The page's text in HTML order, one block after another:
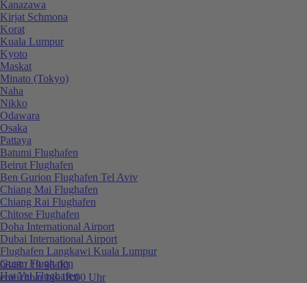
0848 / 19 96 00
erreichbar bis 18:00 Uhr
Kanazawa
Kirjat Schmona
Korat
Kuala Lumpur
Kyoto
Maskat
Minato (Tokyo)
Naha
Nikko
Odawara
Osaka
Pattaya
Batumi Flughafen
Beirut Flughafen
Ben Gurion Flughafen Tel Aviv
Chiang Mai Flughafen
Chiang Rai Flughafen
Chitose Flughafen
Doha International Airport
Dubai International Airport
Flughafen Langkawi Kuala Lumpur
Guam Flughafen
Hat Yai Flughafen